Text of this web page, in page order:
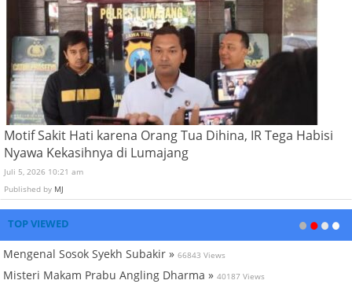
Motif Sakit Hati karena Orang Tua Dihina, IR Tega Habisi
Nyawa Kekasihnya di Lumajang
Juli 5, 2026 10:21 am
Published by MJ
TOP VIEWED
Mengenal Sosok Syekh Subakir » 66843 Views
Misteri Makam Prabu Angling Dharma » 40187 Views